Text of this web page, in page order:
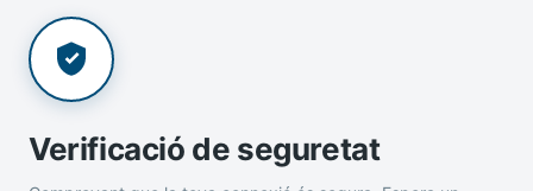
Verificació de seguretat